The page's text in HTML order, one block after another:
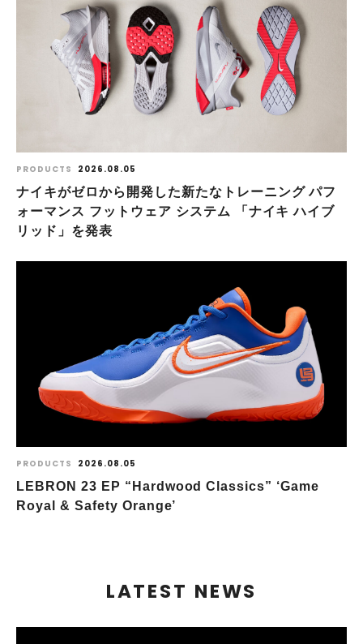
PRODUCTS 2026.08.05
ナイキがゼロから開発した新たなトレーニング パフ
ォーマンス フットウェア システム 「ナイキ ハイブ
リッド」を発表
PRODUCTS 2026.08.05
LEBRON 23 EP “Hardwood Classics” ‘Game
Royal & Safety Orange’
LATEST NEWS